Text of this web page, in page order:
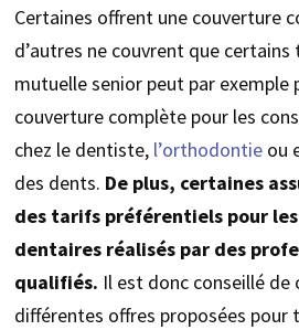
Certaines offrent une couverture
d’autres ne couvrent que certains
mutuelle senior peut par exemple
couverture complète pour les
chez le dentiste, l’orthodontie ou
des dents. Deplus, certaines
des tarifs préférentiels pour
dentaires réalisés par des
qualifiés. Il est donc conseillé de
différentes offres proposées pour